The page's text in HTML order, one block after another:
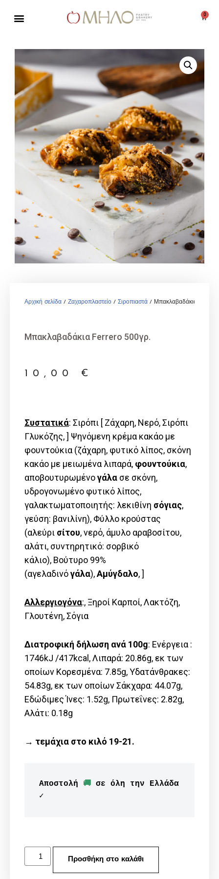
περιεχόμενο
0
Αρχική σελίδα / Ζαχαροπλαστείο / Σιροπιαστά / Μπακλαβαδάκια Ferrero
Μπακλαβαδάκια Ferrero 500γρ.
10,00 €
Συστατικά: Σιρόπι [ Ζάχαρη, Νερό, Σιρόπι
Γλυκόζης, ] Ψηνόμενη κρέμα κακάο με
φουντούκια (ζάχαρη, φυτικό λίπος, σκόνη
κακάο με μειωμένα λιπαρά, φουντούκια,
αποβουτυρωμένογάλα σε σκόνη,
υδρογονωμένο φυτικό λίπος,
γαλακτωματοποιητής: λεκιθίνη σόγιας,
γεύση: βανιλίνη), Φύλλο κρούστας
(αλεύρι σίτου, νερό, άμυλο αραβοσίτου,
αλάτι, συντηρητικό: σορβικό
κάλιο), Βούτυρο 99%
(αγελαδινόγάλα),Αμύγδαλο, ]
Αλλεργιογόνα:, Ξηροί Καρποί, Λακτόζη,
Γλουτένη, Σόγια
Διατροφική δήλωση ανά 100g: Ενέργεια :
1746kJ /417kcal, Λιπαρά: 20.86g, εκ των
οποίων Kορεσμένα: 7.85g, Υδατάνθρακες:
54.83g, εκ των οποίων Σάκχαρα: 44.07g,
Εδώδιμες Ίνες: 1.52g, Πρωτεΐνες: 2.82g,
Αλάτι: 0.18g
→ τεμάχια στο κιλό 19-21.
Αποστολή 🚚 σε όλη την Ελλάδα
✓
Προσθήκη στο καλάθι